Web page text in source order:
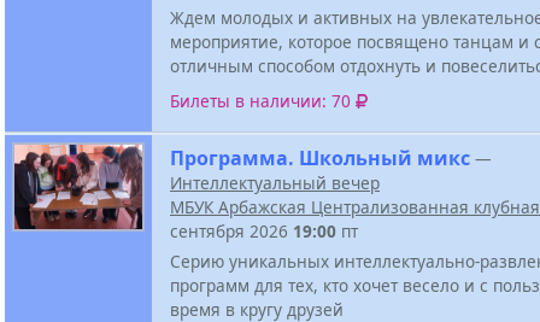
Ждем молодых и активных на
мероприятие, которое посвящено танцам и
отличным способом отдохнуть и
Билеты в наличии: 70
Программа. Школьный микс —
Интеллектуальный вечер
МБУК Арбажская Централизованная
сентября 2026 19:00 пт
Серию уникальных интеллектуально-
программ для тех, кто хочет весело и с
время в кругу друзей